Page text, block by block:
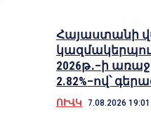
Հայաստանի
2026թ․–ի
2.82%–ով՝
ՈՒՎԿ 7.08.2026 19:01